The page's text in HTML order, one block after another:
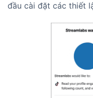
đầu cài đặt các thiết